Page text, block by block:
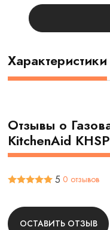
Характеристики
Отзывы о
KitchenAid
5 0 отзывов
ОСТАВИТЬ ОТЗЫВ